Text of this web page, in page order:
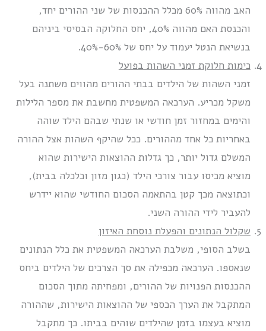
האב מהווה 60% מכלל ההכנסות של שני ההורים יחד,
והכנסת האם מהווה 40%, יחס החלוקה הבסיסי ביניהם
בנשיאת הנטל יעמוד על יחס של 60%-40%.
כימות חלוקת זמני השהות בפועל
זמני השהות של הילדים בבתי ההורים מהווים משתנה בעל
משקל מכריע. הערכאה המשפטית מחשבת את מספר הלילות
והימים במחזור זמן חודשי או שנתי שבהם הילד שוהה
באחריות כל אחד מההורים. ככל שהיקף השהות אצל ההורה
המשלם גדול יותר, כך גדלות ההוצאות הישירות שהוא
מוציא מכיסו עבור צורכי הילד (כגון מזון וכלכלה בבית),
וכתוצאה מכך קטן בהתאמה הסכום החודשי שהוא יידרש
להעביר לידי ההורה השני.
שקלול הנתונים והפעלת נוסחת האיזון
בשלב הסופי, משלבת הערכאה המשפטית את כלל הנתונים
שנאספו. הערכאה מכפילה את סך הצרכים של הילדים ביחס
ההכנסות הפנויות של ההורים, ומפחיתה מתוך הסכום
המתקבל את הערך הכספי של ההוצאות הישירות, שההורה
מוציא בעצמו בזמן שהילדים שוהים בביתו. כך מתקבל